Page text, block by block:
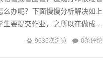
么办呢？下面慢慢分析解决如上
要提交作业，之所以在做成图
9635次浏览 0条评论